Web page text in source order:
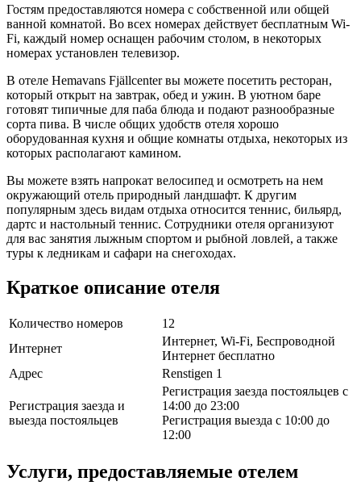
Гостям предоставляются номера с собственной или общей
ванной комнатой. Во всех номерах действует бесплатным Wi-
Fi, каждый номер оснащен рабочим столом, в некоторых
номерах установлен телевизор.
В отеле Hemavans Fjällcenter вы можете посетить ресторан,
который открыт на завтрак, обед и ужин. В уютном баре
готовят типичные для паба блюда и подают разнообразные
сорта пива. В числе общих удобств отеля хорошо
оборудованная кухня и общие комнаты отдыха, некоторых из
которых располагают камином.
Вы можете взять напрокат велосипед и осмотреть на нем
окружающий отель природный ландшафт. К другим
популярным здесь видам отдыха относится теннис, бильярд,
дартс и настольный теннис. Сотрудники отеля организуют
для вас занятия лыжным спортом и рыбной ловлей, а также
туры к ледникам и сафари на снегоходах.
Краткое описание отеля
Количество номеров
12
Интернет
Интернет, Wi-Fi, Беспроводной
Интернет бесплатно
Адрес
Renstigen 1
Регистрация заезда и
выезда постояльцев
Регистрация заезда постояльцев с
14:00 до 23:00
Регистрация выезда с 10:00 до
12:00
Услуги, предоставляемые отелем